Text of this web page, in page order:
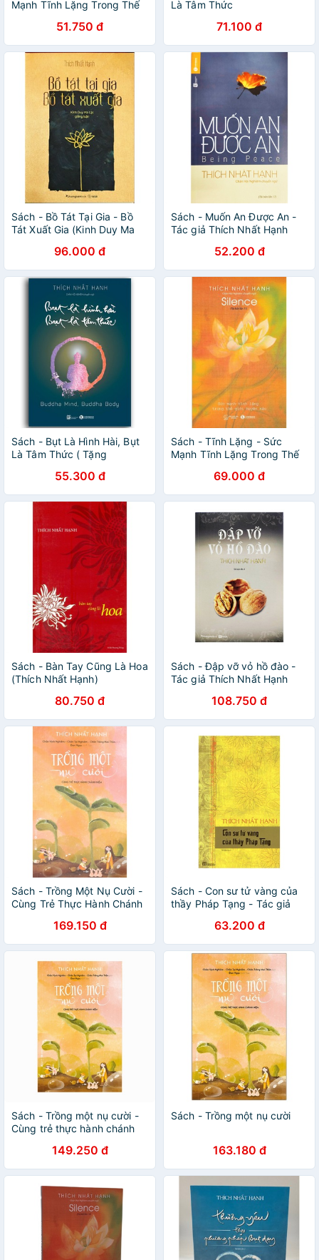
Mạnh Tĩnh Lặng Trong Thế
51.750 đ
Là Tâm Thức
71.100 đ
Sách - Bồ Tát Tại Gia - Bồ
Tát Xuất Gia (Kinh Duy Ma
96.000 đ
Sách - Muốn An Được An -
Tác giả Thích Nhất Hạnh
52.200 đ
Sách - Bụt Là Hình Hài, Bụt
Là Tâm Thức ( Tặng
55.300 đ
Sách - Tĩnh Lặng - Sức
Mạnh Tĩnh Lặng Trong Thế
69.000 đ
Sách - Bàn Tay Cũng Là Hoa
(Thích Nhất Hạnh)
80.750 đ
Sách - Đập vỡ vỏ hồ đào -
Tác giả Thích Nhất Hạnh
108.750 đ
Sách - Trồng Một Nụ Cười -
Cùng Trẻ Thực Hành Chánh
169.150 đ
Sách - Con sư tử vàng của
thầy Pháp Tạng - Tác giả
63.200 đ
Sách - Trồng một nụ cười -
Cùng trẻ thực hành chánh
149.250 đ
Sách - Trồng một nụ cười
163.180 đ